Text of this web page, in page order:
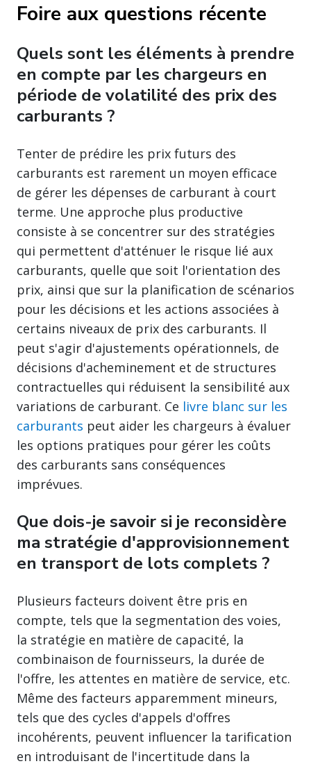
Foire aux questions récente
Quels sont les éléments à prendre
en compte par les chargeurs en
période de volatilité des prix des
carburants ?
Tenter de prédire les prix futurs des
carburants est rarement un moyen efficace
de gérer les dépenses de carburant à court
terme. Une approche plus productive
consiste à se concentrer sur des stratégies
qui permettent d'atténuer le risque lié aux
carburants, quelle que soit l'orientation des
prix, ainsi que sur la planification de scénarios
pour les décisions et les actions associées à
certains niveaux de prix des carburants. Il
peut s'agir d'ajustements opérationnels, de
décisions d'acheminement et de structures
contractuelles qui réduisent la sensibilité aux
variations de carburant. Ce livre blanc sur les
carburants peut aider les chargeurs à évaluer
les options pratiques pour gérer les coûts
des carburants sans conséquences
imprévues.
Que dois-je savoir si je reconsidère
ma stratégie d'approvisionnement
en transport de lots complets ?
Plusieurs facteurs doivent être pris en
compte, tels que la segmentation des voies,
la stratégie en matière de capacité, la
combinaison de fournisseurs, la durée de
l'offre, les attentes en matière de service, etc.
Même des facteurs apparemment mineurs,
tels que des cycles d'appels d'offres
incohérents, peuvent influencer la tarification
en introduisant de l'incertitude dans la